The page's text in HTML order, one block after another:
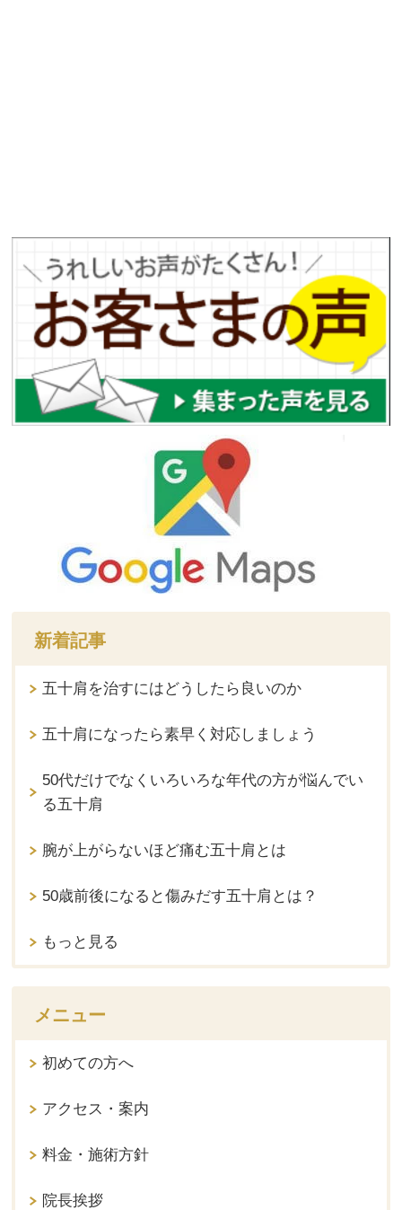
新着記事
五十肩を治すにはどうしたら良いのか
五十肩になったら素早く対応しましょう
50代だけでなくいろいろな年代の方が悩んでい
る五十肩
腕が上がらないほど痛む五十肩とは
50歳前後になると傷みだす五十肩とは？
もっと見る
メニュー
初めての方へ
アクセス・案内
料金・施術方針
院長挨拶